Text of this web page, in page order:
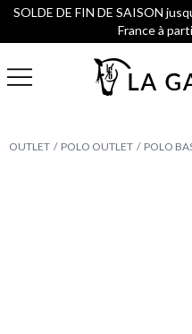
SOLDE DE FIN DE SAISON
France à
OUTLET POLO OUTLET POLO